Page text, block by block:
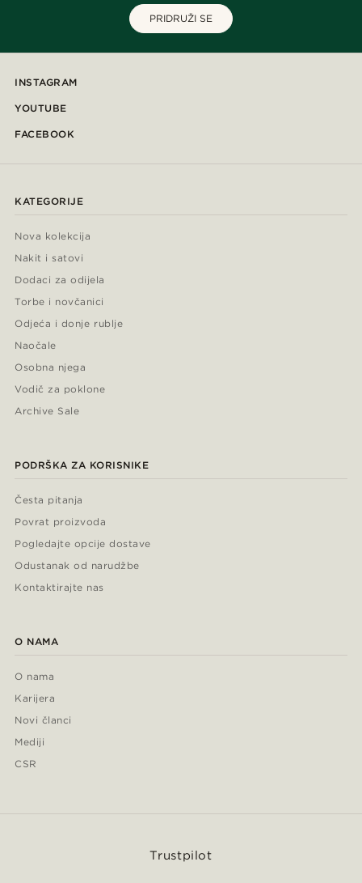
PRIDRUŽI SE
INSTAGRAM
YOUTUBE
FACEBOOK
KATEGORIJE
Nova kolekcija
Nakit i satovi
Dodaci za odijela
Torbe i novčanici
Odjeća i donje rublje
Naočale
Osobna njega
Vodič za poklone
Archive Sale
PODRŠKA ZA KORISNIKE
Česta pitanja
Povrat proizvoda
Pogledajte opcije dostave
Odustanak od narudžbe
Kontaktirajte nas
O NAMA
O nama
Karijera
Novi članci
Mediji
CSR
Trustpilot